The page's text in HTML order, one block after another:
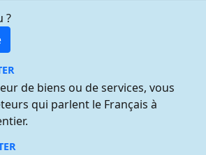
?
de biens ou de services, vous
qui parlent le Français à